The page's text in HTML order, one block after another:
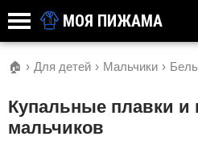
МОЯ ПИЖАМА
🏠 › Для детей › Мальчики ›
Купальные плавки
мальчиков